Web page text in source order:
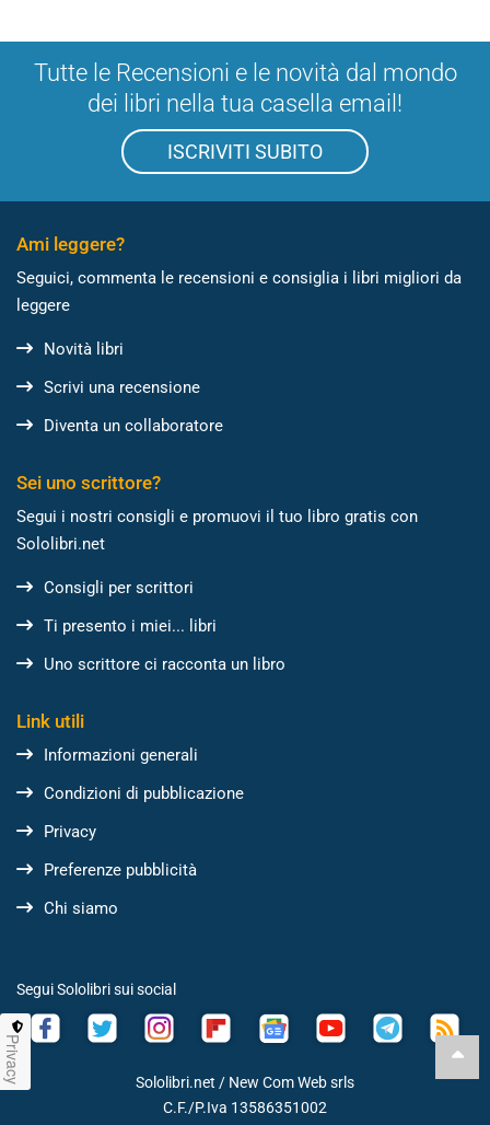
Tutte le Recensioni e le novità dal mondo
dei libri nella tua casella email!
ISCRIVITI SUBITO
Ami leggere?
Seguici, commenta le recensioni e consiglia i libri migliori da
leggere
Novità libri
Scrivi una recensione
Diventa un collaboratore
Sei uno scrittore?
Segui i nostri consigli e promuovi il tuo libro gratis con
Sololibri.net
Consigli per scrittori
Ti presento i miei... libri
Uno scrittore ci racconta un libro
Link utili
Informazioni generali
Condizioni di pubblicazione
Privacy
Preferenze pubblicità
Chi siamo
Segui Sololibri sui social
Sololibri.net / New Com Web srls
C.F./P.Iva 13586351002
Privacy